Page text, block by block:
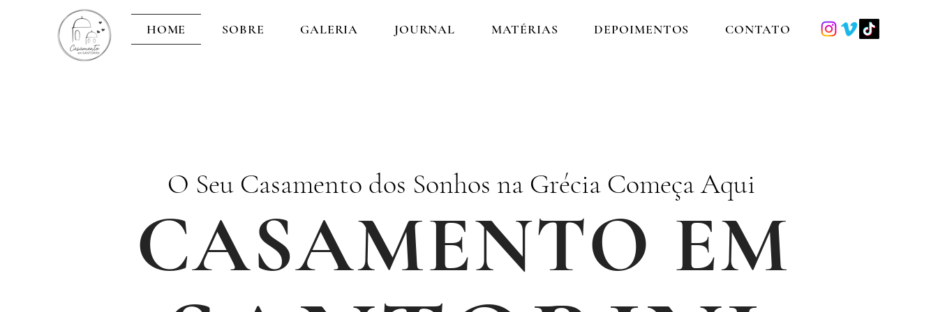
HOME SOBRE GALERIA JOURNAL MATÉRIAS DEPOIMENTOS CONTATO
O Seu Casamento dos Sonhos na Grécia Começa Aqui
CASAMENTO EM